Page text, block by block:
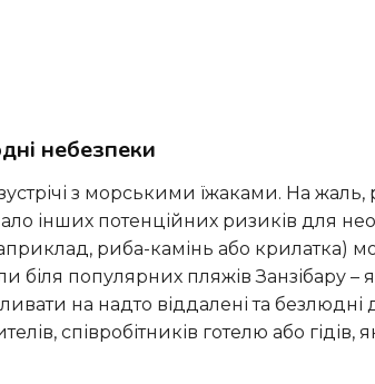
небезпеки
з морськими їжаками. На
інших потенційних ризиків для
риба-камінь або крилатка)
біля популярних пляжів Занзібару –
на надто віддалені та
співробітників готелю або гідів,